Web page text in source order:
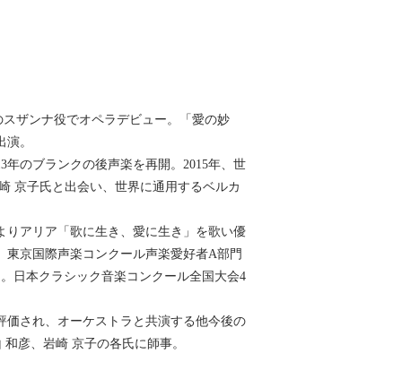
ザンナ役でオペラデビュー。「愛の妙
。
のブランクの後声楽を再開。2015年、世
京子氏と出会い、世界に通用するベルカ
りアリア「歌に生き、愛に生き」を歌い優
京国際声楽コンクール声楽愛好者A部門
日本クラシック音楽コンクール全国大会4
価され、オーケストラと共演する他今後の
彦、岩崎 京子の各氏に師事。